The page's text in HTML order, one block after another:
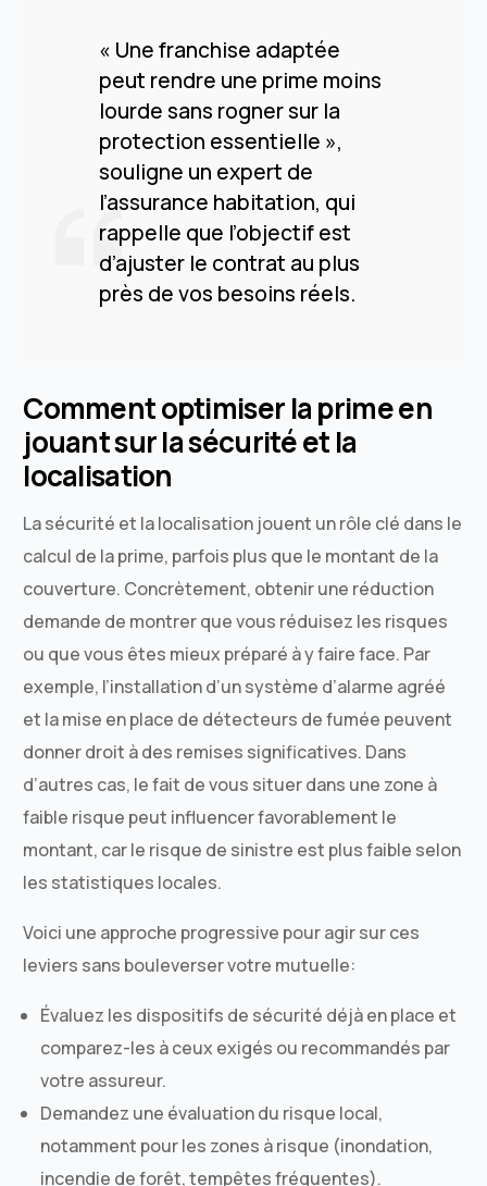
« Une franchise adaptée
peut rendre une prime moins
lourde sans rogner sur la
protection essentielle »,
souligne un expert de
l’assurance habitation, qui
rappelle que l’objectif est
d’ajuster le contrat au plus
près de vos besoins réels.
Comment optimiser la prime en
jouant sur la sécurité et la
localisation
La sécurité et la localisation jouent un rôle clé dans le
calcul de la prime, parfois plus que le montant de la
couverture. Concrètement, obtenir une réduction
demande de montrer que vous réduisez les risques
ou que vous êtes mieux préparé à y faire face. Par
exemple, l’installation d’un système d’alarme agréé
et la mise en place de détecteurs de fumée peuvent
donner droit à des remises significatives. Dans
d’autres cas, le fait de vous situer dans une zone à
faible risque peut influencer favorablement le
montant, car le risque de sinistre est plus faible selon
les statistiques locales.
Voici une approche progressive pour agir sur ces
leviers sans bouleverser votre mutuelle:
Évaluez les dispositifs de sécurité déjà en place et
comparez-les à ceux exigés ou recommandés par
votre assureur.
Demandez une évaluation du risque local,
notamment pour les zones à risque (inondation,
incendie de forêt, tempêtes fréquentes).